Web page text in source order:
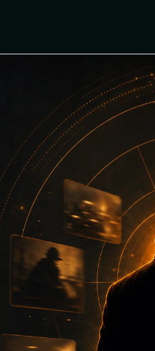
集和爆料合集展开，适合
明一致，减少无关词堆砌，
入口继续浏览同类内容。
新会围绕爆料合集持续补充